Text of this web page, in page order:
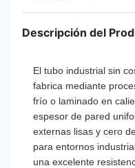
Descripción del
El tubo industrial sin
fabrica mediante
frío o laminado en
espesor de pared
externas lisas y cero
para entornos
una excelente